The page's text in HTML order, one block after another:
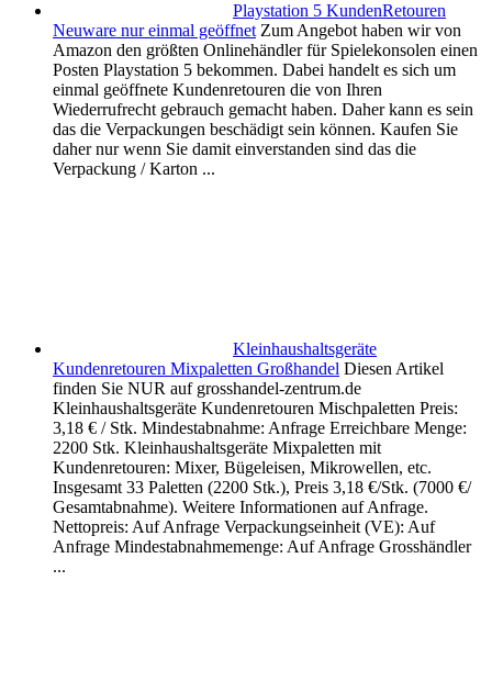
Playstation 5 KundenRetouren
Neuware nur einmal geöffnet Zum Angebot haben wir von
Amazon den größten Onlinehändler für Spielekonsolen einen
Posten Playstation 5 bekommen. Dabei handelt es sich um
einmal geöffnete Kundenretouren die von Ihren
Wiederrufrecht gebrauch gemacht haben. Daher kann es sein
das die Verpackungen beschädigt sein können. Kaufen Sie
daher nur wenn Sie damit einverstanden sind das die
Verpackung / Karton ...
Kleinhaushaltsgeräte
Kundenretouren Mixpaletten Großhandel Diesen Artikel
finden Sie NUR auf grosshandel-zentrum.de
Kleinhaushaltsgeräte Kundenretouren Mischpaletten Preis:
3,18 € / Stk. Mindestabnahme: Anfrage Erreichbare Menge:
2200 Stk. Kleinhaushaltsgeräte Mixpaletten mit
Kundenretouren: Mixer, Bügeleisen, Mikrowellen, etc.
Insgesamt 33 Paletten (2200 Stk.), Preis 3,18 €/Stk. (7000 €/
Gesamtabnahme). Weitere Informationen auf Anfrage.
Nettopreis: Auf Anfrage Verpackungseinheit (VE): Auf
Anfrage Mindestabnahmemenge: Auf Anfrage Grosshändler
...